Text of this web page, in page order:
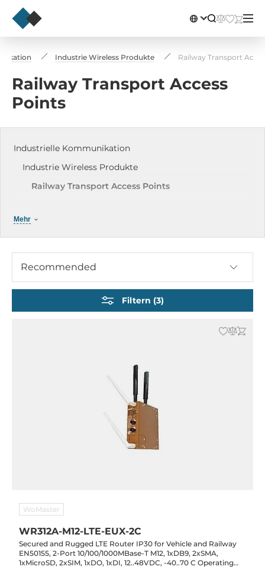
Industrie Wireless Produkte Railway Transport
Railway Transport Access
Points
Industrielle Kommunikation
Industrie Wireless Produkte
Railway Transport Access Points
Wi-Fi Client
Cellular GSM / GPRS Modems
Mobilfunk-Router / Gateway
Industrie Wireless Modems
Mehr
Recommended
Filtern (3)
WoMaster
WR312A-M12-LTE-EUX-2C
Secured and Rugged LTE Router IP30 for Vehicle and Railway
EN50155, 2-Port 10/100/1000MBase-T M12, 1xDB9, 2xSMA,
1xMicroSD, 2xSIM, 1xDO, 1xDI, 12..48VDC, -40..70 C Operating